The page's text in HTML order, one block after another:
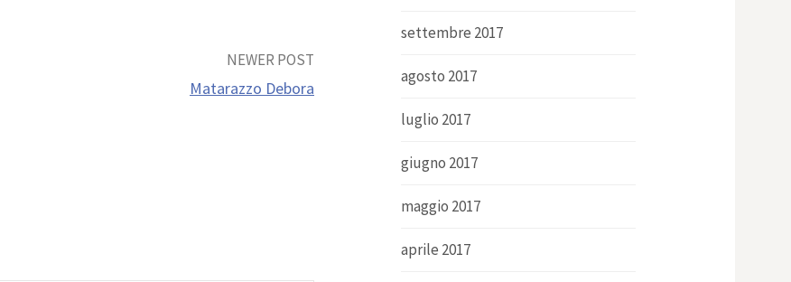
NEWER POST
Matarazzo Debora
settembre 2017
agosto 2017
luglio 2017
giugno 2017
maggio 2017
aprile 2017